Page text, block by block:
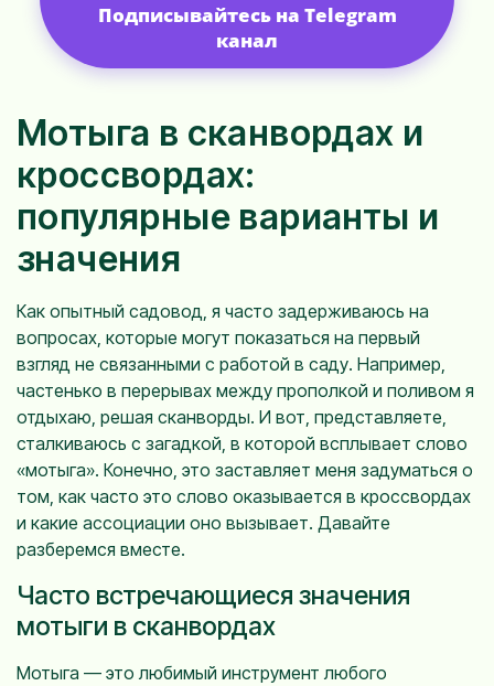
Подписывайтесь на Telegram
канал
Мотыга в сканвордах и
кроссвордах:
популярные варианты и
значения
Как опытный садовод, я часто задерживаюсь на
вопросах, которые могут показаться на первый
взгляд не связанными с работой в саду. Например,
частенько в перерывах между прополкой и поливом я
отдыхаю, решая сканворды. И вот, представляете,
сталкиваюсь с загадкой, в которой всплывает слово
«мотыга». Конечно, это заставляет меня задуматься о
том, как часто это слово оказывается в кроссвордах
и какие ассоциации оно вызывает. Давайте
разберемся вместе.
Часто встречающиеся значения
мотыги в сканвордах
Мотыга — это любимый инструмент любого